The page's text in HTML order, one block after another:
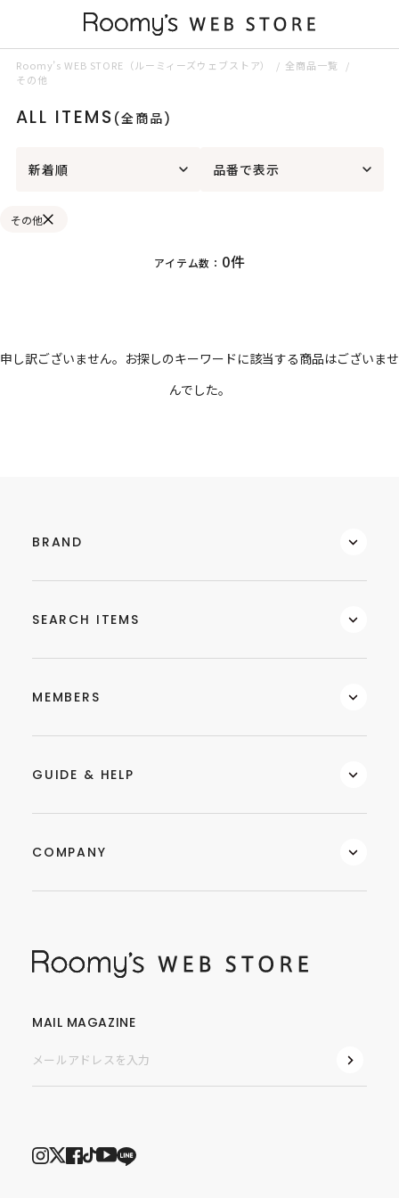
Roomy’s WEB STORE（ルーミィーズウェブストア）
全商品一覧
その他
ALL ITEMS (全商品)
新着順 品番で表示
その他
アイテム数： 0件
申し訳ございません。お探しのキーワードに該当する商品はございませ
んでした。
BRAND
SEARCH ITEMS
MEMBERS
GUIDE & HELP
COMPANY
MAIL MAGAZINE